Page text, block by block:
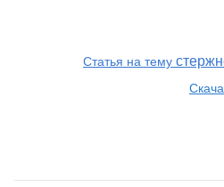
Статья на тему